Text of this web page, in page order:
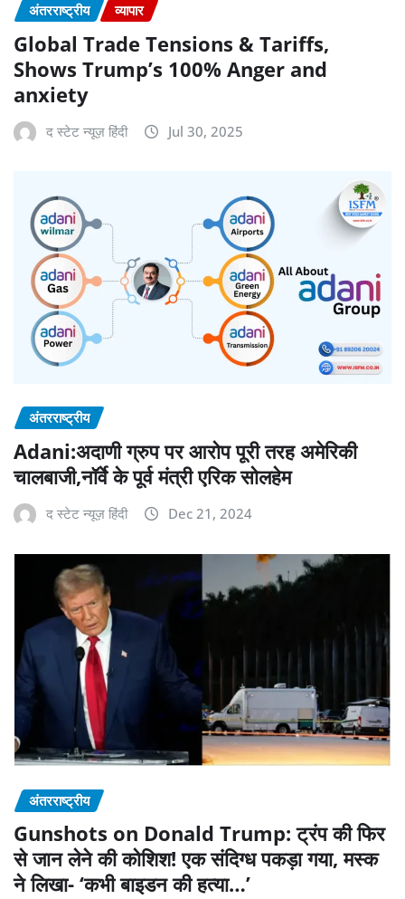
अंतरराष्ट्रीय व्यापार
Global Trade Tensions & Tariffs,
Shows Trump’s 100% Anger and
anxiety
द स्टेट न्यूज़ हिंदी Jul 30, 2025
अंतरराष्ट्रीय
Adani:अदाणी ग्रुप पर आरोप पूरी तरह अमेरिकी
चालबाजी,नॉर्वे के पूर्व मंत्री एरिक सोलहेम
द स्टेट न्यूज़ हिंदी Dec 21, 2024
अंतरराष्ट्रीय
Gunshots on Donald Trump: ट्रंप की फिर
से जान लेने की कोशिश! एक संदिग्ध पकड़ा गया, मस्क
ने लिखा- ‘कभी बाइडन की हत्या…’